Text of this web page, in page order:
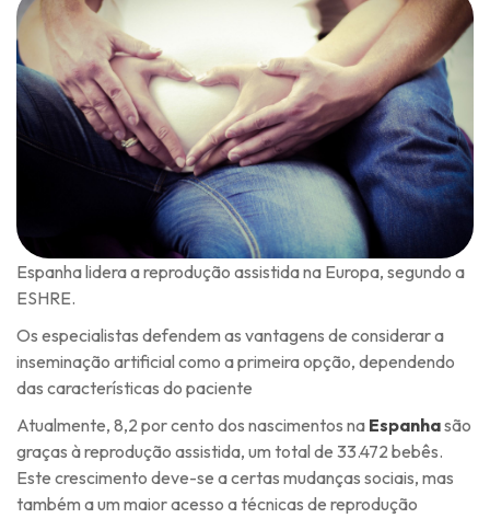
Espanha lidera a reprodução assistida na Europa, segundo a
ESHRE.
Os especialistas defendem as vantagens de considerar a
inseminação artificial como a primeira opção, dependendo
das características do paciente
Atualmente, 8,2 por cento dos nascimentos na Espanhasão
graças à reprodução assistida, um total de 33.472 bebês.
Este crescimento deve-se a certas mudanças sociais, mas
também a um maior acesso a técnicas de reprodução